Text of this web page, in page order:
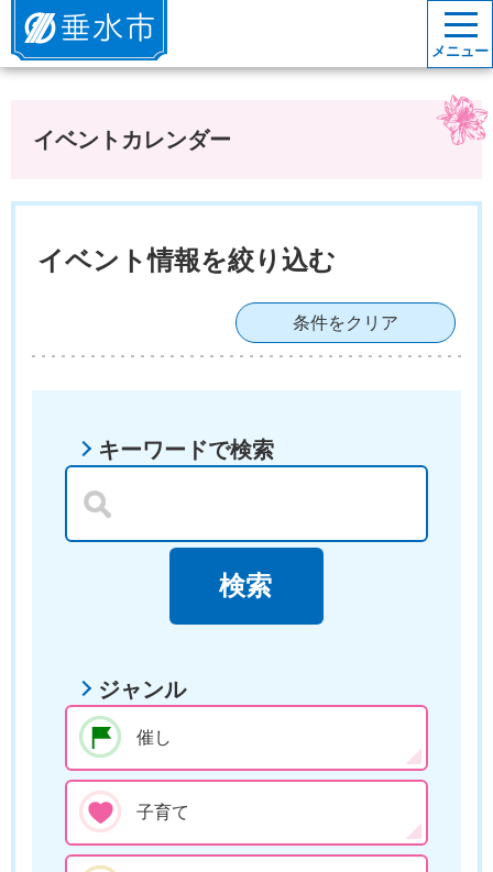
垂水市
メニュー
イベントカレンダー
イベント情報を絞り込む
条件をクリア
キーワードで検索
ジャンル
催し
子育て